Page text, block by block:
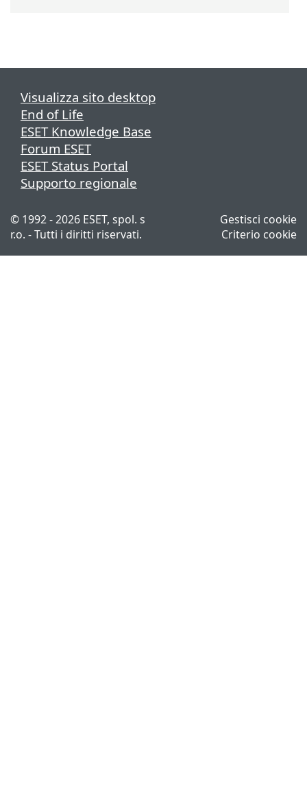
Visualizza sito desktop
End of Life
ESET Knowledge Base
Forum ESET
ESET Status Portal
Supporto regionale
© 1992 - 2026 ESET, spol. s
r.o. - Tutti i diritti riservati.
Gestisci cookie
Criterio cookie